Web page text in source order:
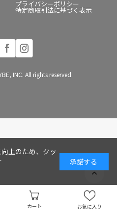
カート お気に入り
プライバシーポリシー
特定商取引法に基づく表示
INC. All rights reserved.
上のため、クッ
承諾する